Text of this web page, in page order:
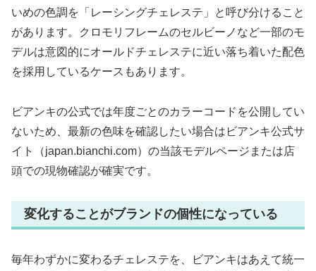
いめの色調を「レーシングチェレステ」と呼び分けること
があります。クロモリフレームのセルビーノなど一部のモ
デルは意図的にオールドチェレステに近い落ち着いた配色
を採用しているケースもあります。
ビアンキの公式では年度ごとのカラーコードを公開してい
ないため、最新の色味を確認したい場合はビアンキ公式サ
イト（japan.bianchi.com）の当該モデルページまたは店
頭での現物確認が確実です。
変化することがブランドの個性になっている
毎年わずかに変わるチェレステを、ビアンキはあえて統一